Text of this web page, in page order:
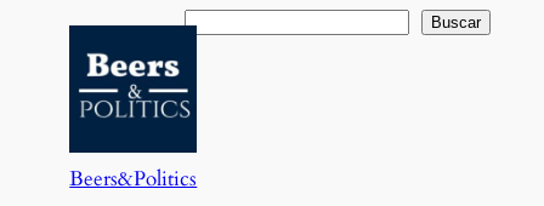
contenido
Buscar Buscar
Beers&Politics